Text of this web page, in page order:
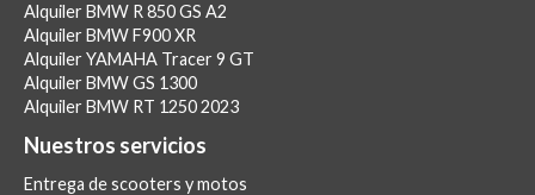
Alquiler BMW R 850 GS A2
Alquiler BMW F900 XR
Alquiler YAMAHA Tracer 9 GT
Alquiler BMW GS 1300
Alquiler BMW RT 1250 2023
Nuestros servicios
Entrega de scooters y motos